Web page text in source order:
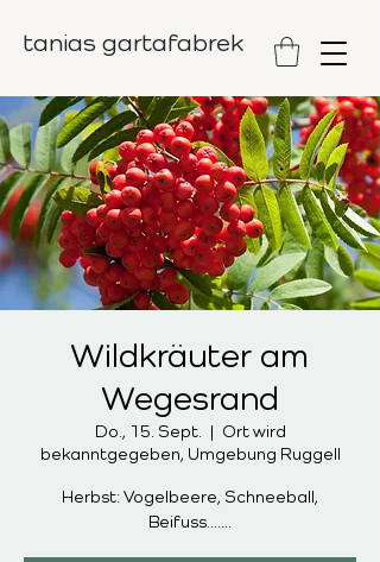
tanias gartafabrek
Wildkräuter am
Wegesrand
Do., 15. Sept.
  |
Ort wird
bekanntgegeben, Umgebung Ruggell
Herbst: Vogelbeere, Schneeball,
Beifuss.......